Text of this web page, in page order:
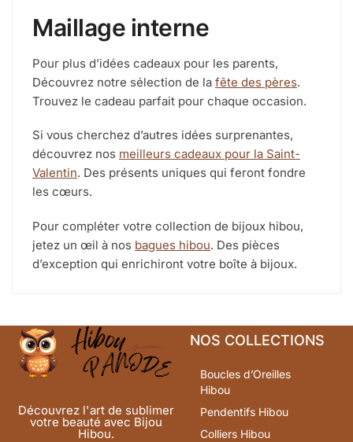
Maillage interne
Pour plus d’idées cadeaux pour les parents,
Découvrez notre sélection de la fête des pères.
Trouvez le cadeau parfait pour chaque occasion.
Si vous cherchez d’autres idées surprenantes,
découvrez nos meilleurs cadeaux pour la Saint-
Valentin. Des présents uniques qui feront fondre
les cœurs.
Pour compléter votre collection de bijoux hibou,
jetez un œil à nos bagues hibou. Des pièces
d’exception qui enrichiront votre boîte à bijoux.
Découvrez l'art de sublimer
votre beauté avec Bijou
Hibou.
NOS COLLECTIONS
Boucles d’Oreilles
Hibou
Pendentifs Hibou
Colliers Hibou